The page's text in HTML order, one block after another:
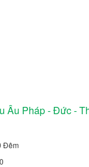
Âu Pháp - Đức -
Đêm